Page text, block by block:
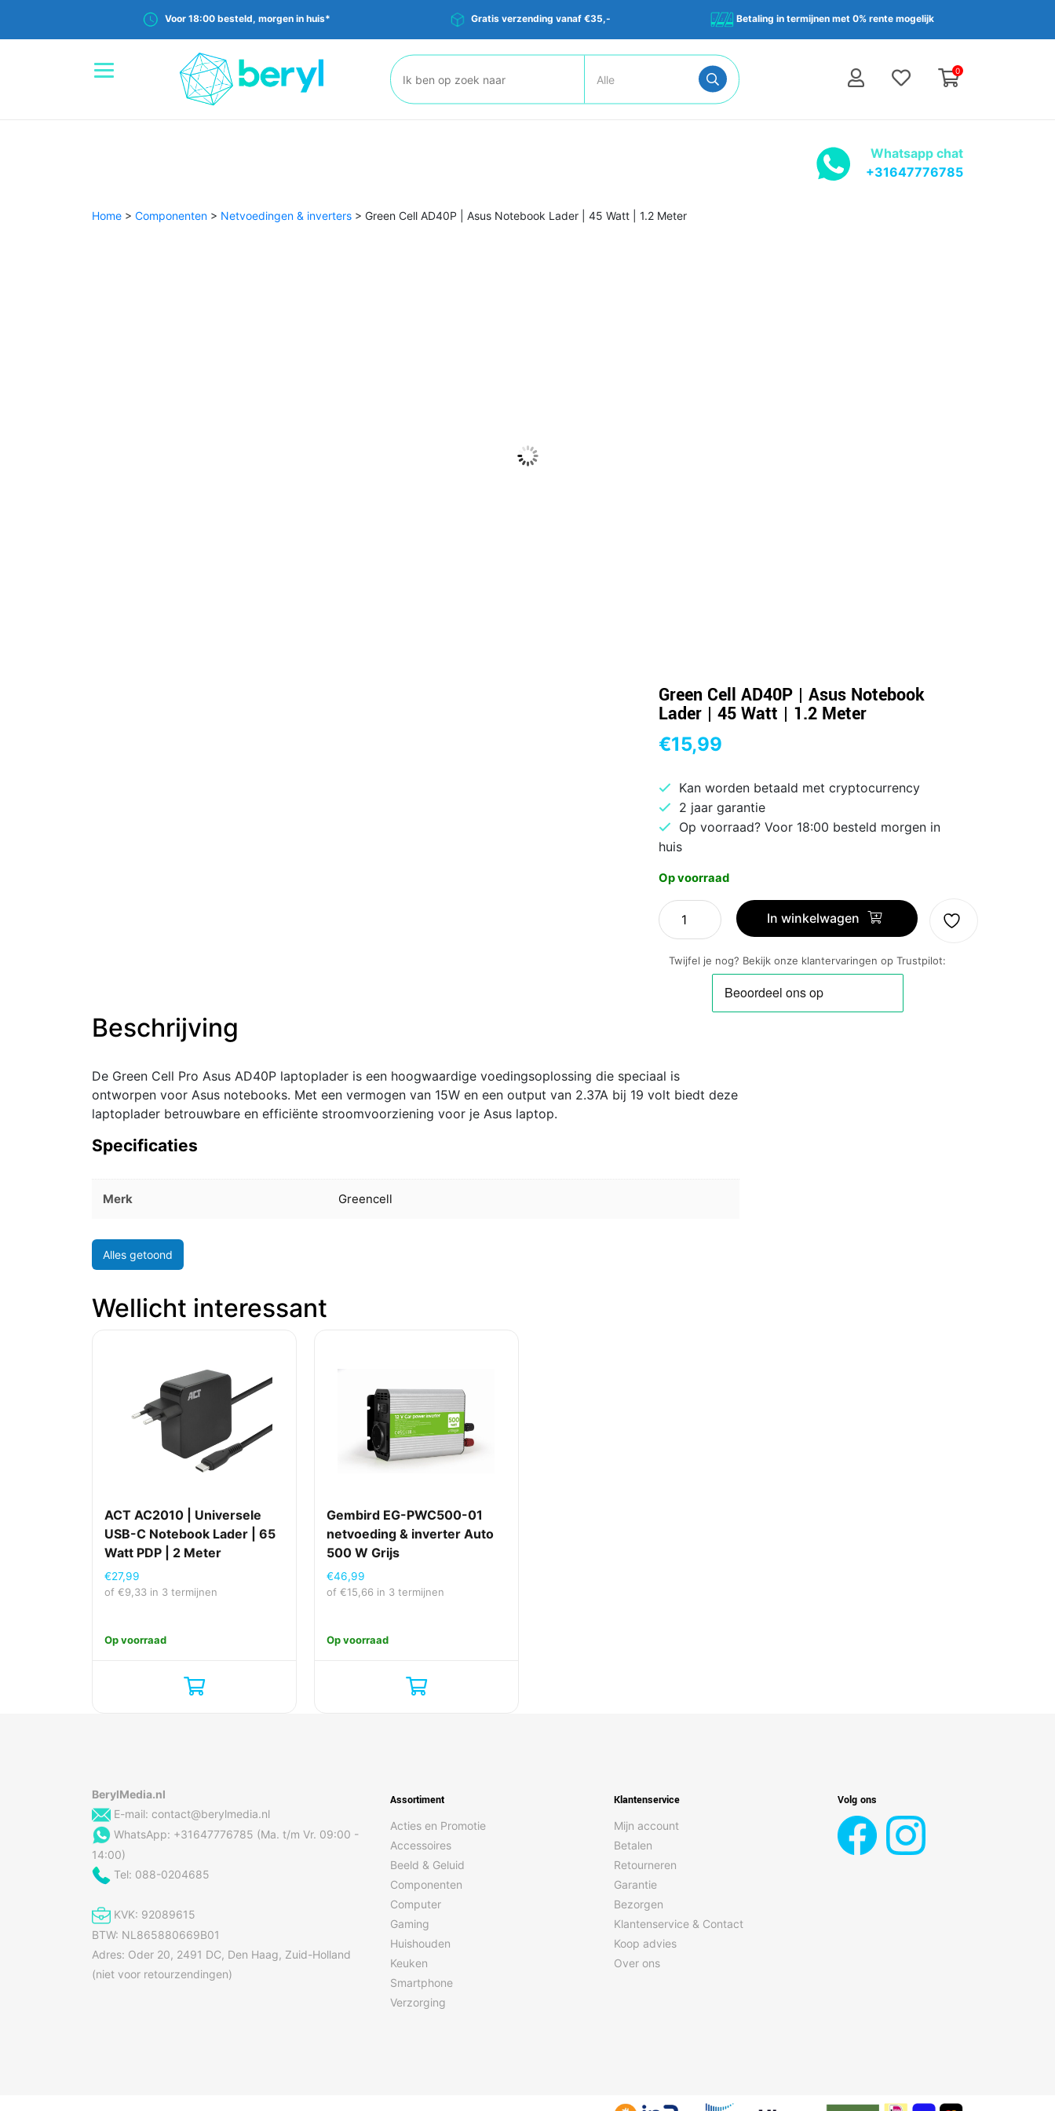
Voor 18:00 besteld, morgen in huis* Gratis verzending vanaf €35,- Betaling in termijnen met 0% rente mogelijk
0
Zoeken:
Whatsapp chat
+31647776785
Home > Componenten > Netvoedingen & inverters > Green Cell AD40P | Asus Notebook Lader | 45 Watt | 1.2 Meter
Green Cell AD40P | Asus Notebook
Lader | 45 Watt | 1.2 Meter
€15,99
Kan worden betaald met cryptocurrency
2 jaar garantie
Op voorraad? Voor 18:00 besteld morgen in
huis
Op voorraad
Green
Cell
Watt
|
In winkelwagen
Twijfel je nog? Bekijk onze klantervaringen op Trustpilot:
Beschrijving
De Green Cell Pro Asus AD40P laptoplader is een hoogwaardige voedingsoplossing die speciaal is
ontworpen voor Asus notebooks. Met een vermogen van 15W en een output van 2.37A bij 19 volt biedt deze
laptoplader betrouwbare en efficiënte stroomvoorziening voor je Asus laptop.
Specificaties
Merk Greencell
Alles getoond
Wellicht interessant
ACT AC2010 | Universele
USB-C Notebook Lader | 65
Watt PDP | 2 Meter
€27,99
of €9,33 in 3 termijnen
Op voorraad
Gembird EG-PWC500-01
netvoeding & inverter Auto
500 W Grijs
€46,99
of€15,66 in 3 termijnen
Op voorraad
BerylMedia.nl
E-mail: contact@berylmedia.nl
WhatsApp: +31647776785 (Ma. t/m Vr. 09:00 -
14:00)
Tel: 088-0204685
KVK: 92089615
BTW: NL865880669B01
Adres: Oder 20, 2491 DC, Den Haag, Zuid-Holland
(niet voor retourzendingen)
Assortiment
Acties en Promotie
Accessoires
Beeld & Geluid
Componenten
Computer
Gaming
Huishouden
Keuken
Smartphone
Verzorging
Klantenservice
Mijn account
Betalen
Retourneren
Garantie
Bezorgen
Klantenservice & Contact
Koop advies
Over ons
Volg ons